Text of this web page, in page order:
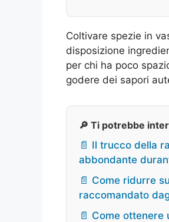
Coltivare spezie in
disposizione
per chi ha poco
godere dei sapori
🔎 Ti potrebbe
📄 Il trucco della
abbondante
📄 Come ridurre
raccomandato
📄 Come